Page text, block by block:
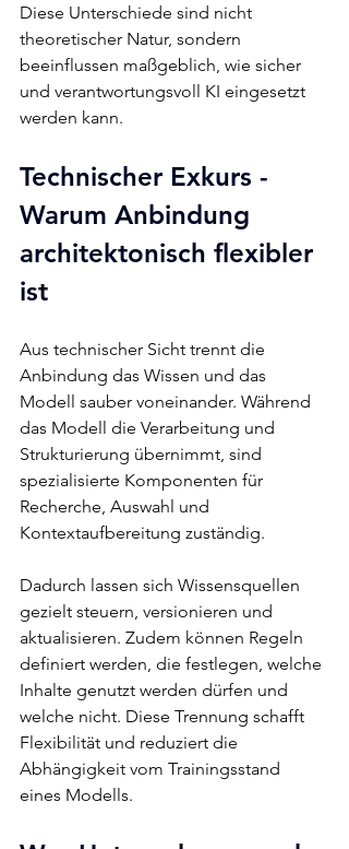
Diese Unterschiede sind nicht
theoretischer Natur, sondern
beeinflussen maßgeblich, wie sicher
und verantwortungsvoll KI eingesetzt
werden kann.
Technischer Exkurs -
Warum Anbindung
architektonisch flexibler
ist
Aus technischer Sicht trennt die
Anbindung das Wissen und das
Modell sauber voneinander. Während
das Modell die Verarbeitung und
Strukturierung übernimmt, sind
spezialisierte Komponenten für
Recherche, Auswahl und
Kontextaufbereitung zuständig.
Dadurch lassen sich Wissensquellen
gezielt steuern, versionieren und
aktualisieren. Zudem können Regeln
definiert werden, die festlegen, welche
Inhalte genutzt werden dürfen und
welche nicht. Diese Trennung schafft
Flexibilität und reduziert die
Abhängigkeit vom Trainingsstand
eines Modells.